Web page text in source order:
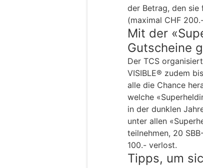
der Betrag, den sie
(maximal CHF
Mit der
Gutscheine
Der TCS
VISIBLE® zudem
alle die Chance
welche
in der dunklen
unter allen
teilnehmen, 20
100.- verlost.
Tipps, um